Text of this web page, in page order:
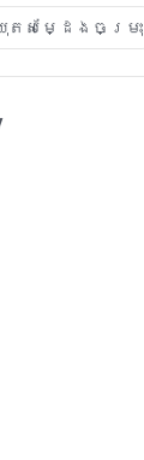
សម្ដែងចម្រុះ